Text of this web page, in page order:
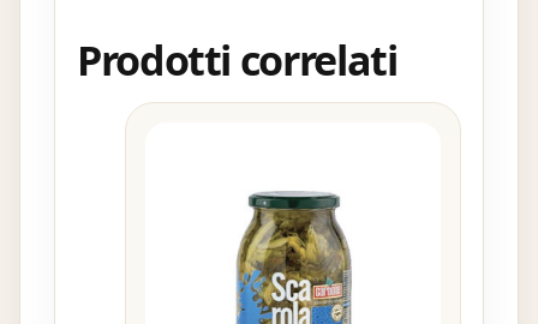
Prodotti correlati